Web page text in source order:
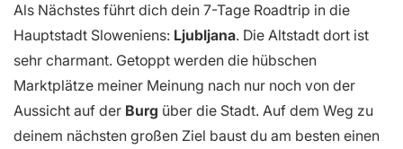
Als Nächstes führt dich dein 7-Tage Roadtrip in die
Hauptstadt Sloweniens: Ljubljana. Die Altstadt dort ist
sehr charmant. Getoppt werden die hübschen
Marktplätze meiner Meinung nach nur noch von der
Aussicht auf der Burg über die Stadt. Auf dem Weg zu
deinem nächsten großen Ziel baust du am besten einen